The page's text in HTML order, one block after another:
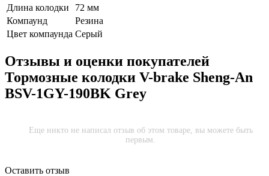
Длина колодки
72 мм
Компаунд
Резина
Цвет компаунда Серый
Отзывы и оценки покупателей
Тормозные колодки V-brake Sheng-An
BSV-1GY-190BK Grey
Еще никто не написал отзыв об этом товаре, вы можете быть
первым.
Оставить отзыв